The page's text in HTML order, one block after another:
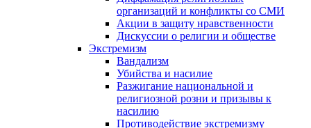
организаций и конфликты со СМИ
Акции в защиту нравственности
Дискуссии о религии и обществе
Экстремизм
Вандализм
Убийства и насилие
Разжигание национальной и
религиозной розни и призывы к
насилию
Противодействие экстремизму